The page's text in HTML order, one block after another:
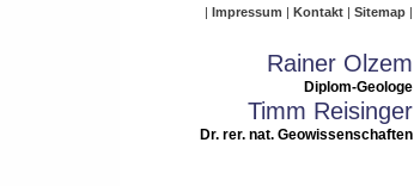
Impressum Kontakt Sitemap
Rainer Olzem
Diplom-Geologe
Timm Reisinger
Dr. rer. nat. Geowissenschaften